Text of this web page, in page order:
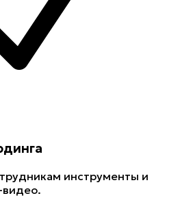
инструменты и
видео.